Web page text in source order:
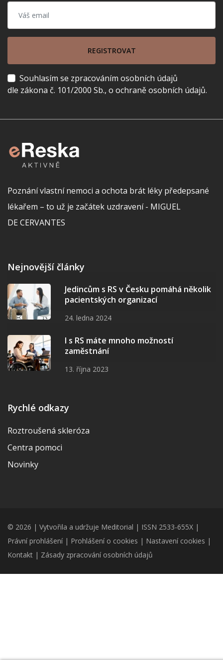
REGISTROVAT
Souhlasím se zpracováním osobních údajů
dle zákona č. 101/2000 Sb., o ochraně osobních údajů.
Poznání vlastní nemoci a ochota brát léky předepsané
lékařem – to už je začátek uzdravení - MIGUEL
DE CERVANTES
Nejnovější články
Jedincům s RS v Česku pomáhá několik
pacientských organizací
24. ledna 2024
I s RS máte mnoho možností
zaměstnání
13. října 2023
Rychlé odkazy
Roztroušená skleróza
Centra pomoci
Novinky
© 2026 | Vytvořila a udržuje Meditorial | ISSN 2533-655X |
Právní prohlášení | Prohlášení o cookies | Nastavení cookies |
Kontakt | Zásady zpracování osobních údajů